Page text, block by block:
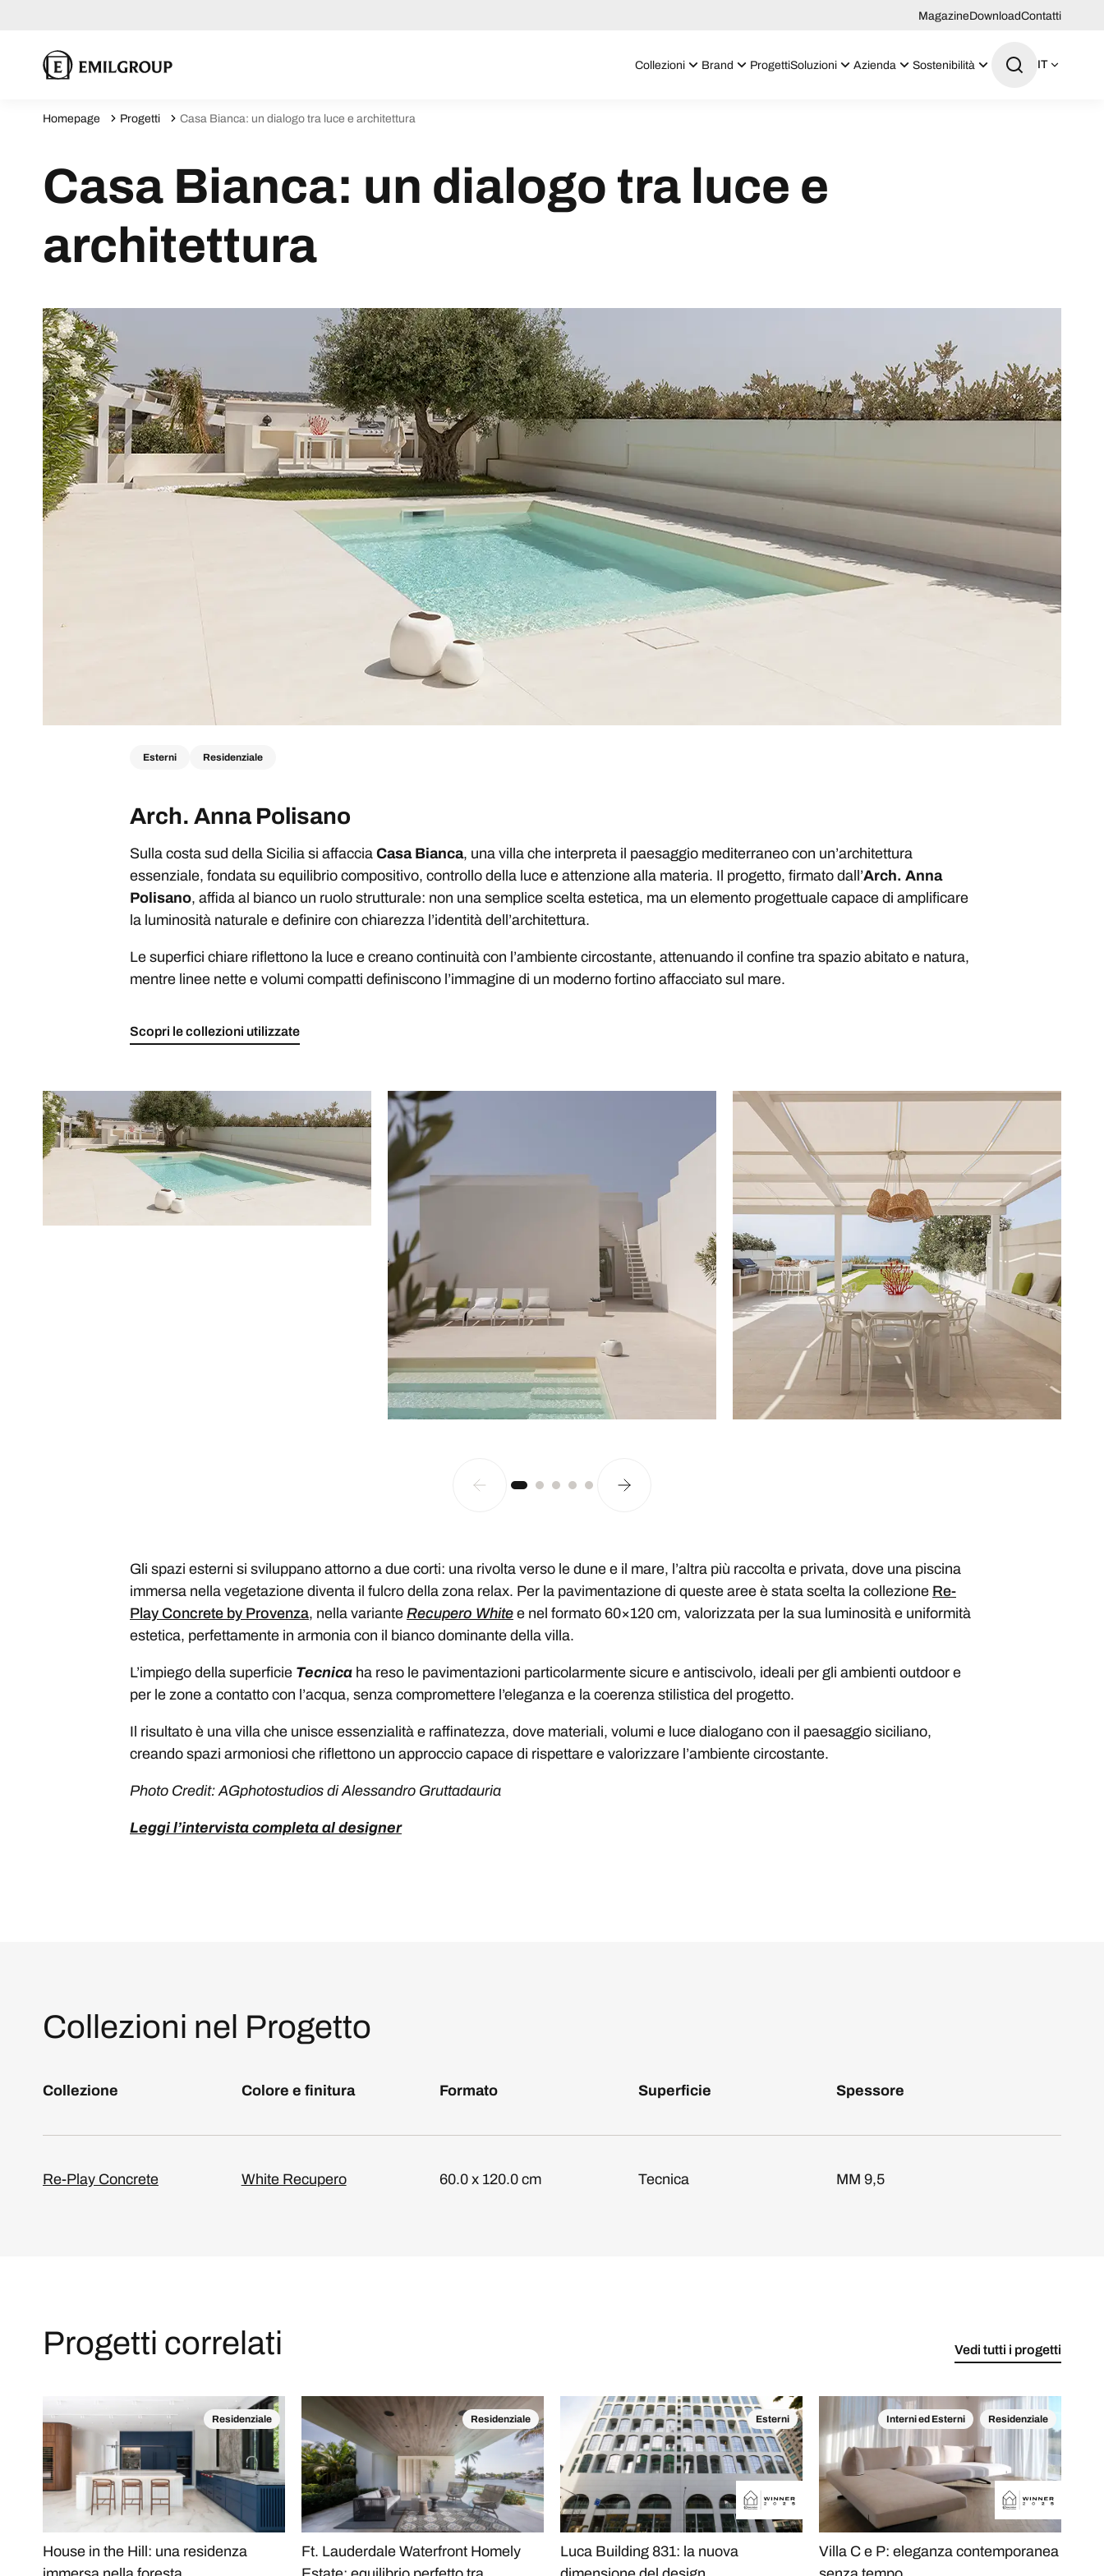
MagazineDownloadContatti
Collezioni Brand ProgettiSoluzioni Azienda Sostenibilità IT
Homepage Progetti Casa Bianca: un dialogo tra luce e architettura
Casa Bianca: un dialogo tra luce e
architettura
Esterni Residenziale
Arch. Anna Polisano
Sulla costa sud della Sicilia si affaccia Casa Bianca, una villa che interpreta il paesaggio mediterraneo con un’architettura
essenziale, fondata su equilibrio compositivo, controllo della luce e attenzione alla materia. Il progetto, firmato dall’Arch. Anna
Polisano, affida al bianco un ruolo strutturale: non una semplice scelta estetica, ma un elemento progettuale capace di amplificare
la luminosità naturale e definire con chiarezza l’identità dell’architettura.
Le superfici chiare riflettono la luce e creano continuità con l’ambiente circostante, attenuando il confine tra spazio abitato e natura,
mentre linee nette e volumi compatti definiscono l’immagine di un moderno fortino affacciato sul mare.
Scopri le collezioni utilizzate
Gli spazi esterni si sviluppano attorno a due corti: una rivolta verso le dune e il mare, l’altra più raccolta e privata, dove una piscina
immersa nella vegetazione diventa il fulcro della zona relax. Per la pavimentazione di queste aree è stata scelta la collezione Re-
Play Concrete by Provenza, nella variante Recupero White e nel formato 60×120 cm, valorizzata per la sua luminosità e uniformità
estetica, perfettamente in armonia con il bianco dominante della villa.
L’impiego della superficie Tecnica ha reso le pavimentazioni particolarmente sicure e antiscivolo, ideali per gli ambienti outdoor e
per le zone a contatto con l’acqua, senza compromettere l’eleganza e la coerenza stilistica del progetto.
Il risultato è una villa che unisce essenzialità e raffinatezza, dove materiali, volumi e luce dialogano con il paesaggio siciliano,
creando spazi armoniosi che riflettono un approccio capace di rispettare e valorizzare l’ambiente circostante.
Photo Credit: AGphotostudios di Alessandro Gruttadauria
Leggi l’intervista completa al designer
Collezioni nel Progetto
Collezione Colore e finitura Formato Superficie Spessore
Re-Play Concrete White Recupero 60.0 x 120.0 cm Tecnica MM 9,5
Progetti correlati Vedi tutti i progetti
Residenziale
House in the Hill: una residenza
Residenziale
Ft. Lauderdale Waterfront Homely
Esterni
Luca Building 831: la nuova
Interni ed Esterni Residenziale
Villa C e P: eleganza contemporanea